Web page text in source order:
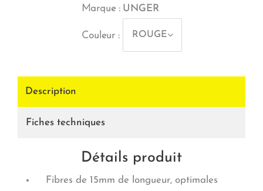
Marque : UNGER
Couleur : ROUGE
Description
Fiches techniques
Détails produit
Fibres de 15mm de longueur, optimales